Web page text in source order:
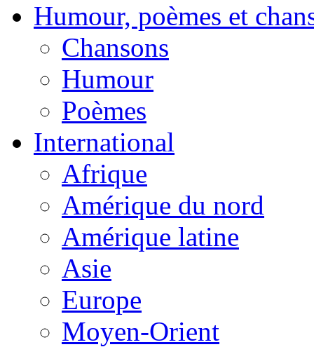
Humour, poèmes et
Chansons
Humour
Poèmes
International
Afrique
Amérique du nord
Amérique latine
Asie
Europe
Moyen-Orient